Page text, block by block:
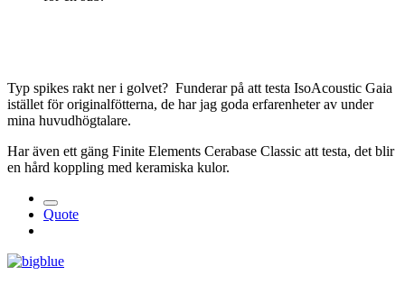
Typ spikes rakt ner i golvet? Funderar på att testa IsoAcoustic Gaia
istället för originalfötterna, de har jag goda erfarenheter av under
mina huvudhögtalare.
Har även ett gäng Finite Elements Cerabase Classic att testa, det blir
en hård koppling med keramiska kulor.
Quote